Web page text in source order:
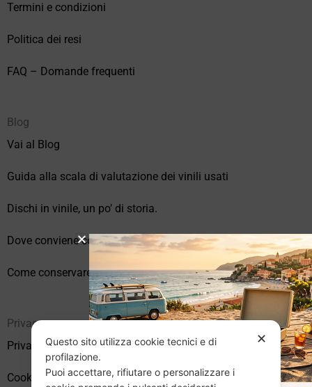
Termini e condizioni
Politica dei resi
FAQ – Domande frequenti
Blog
Vai al Blog
Guida alla scala di valutazione dei vinili usati
Dischi in vinile, un po’ di storia.
Dove conviene comprare vinili online?
Come conservare correttamente i vinili usati
Privacy
Privacy Policy
Cookie Policy (UE)
✕
Questo sito utilizza cookie tecnici e di
profilazione.
Puoi accettare, rifiutare o personalizzare i